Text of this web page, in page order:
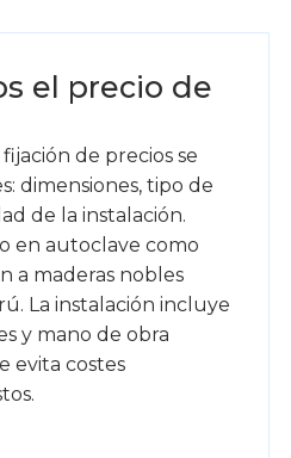
el precio de
de precios se
dimensiones, tipo de
de la instalación.
en autoclave como
a maderas nobles
La instalación incluye
y mano de obra
evita costes